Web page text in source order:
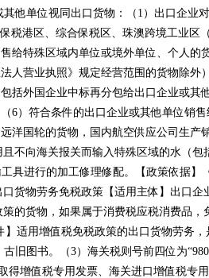
其他单位视同出口货物：（1）出口企
保税港区、综合保税区、珠澳跨境工
特殊区域内单位或境外单位、个人的
人营业执照》规定经营范围的货物除外
括外国企业中标再分包给出口企业或其
（6）符合条件的出口企业或其他单位销
洋国轮的货物，国内航空供应公司
向海关报关而输入特殊区域的水（包括蒸
具进行的加工修理修配。【政策依
口货物劳务免税政策【适用主体】出口
货物，如果属于消费税应税消费品
】适用增值税免税政策的出口货物劳务
，古旧图书。（3）海关税则号前四位为
取得增值税专用发票、海关进口增值税专